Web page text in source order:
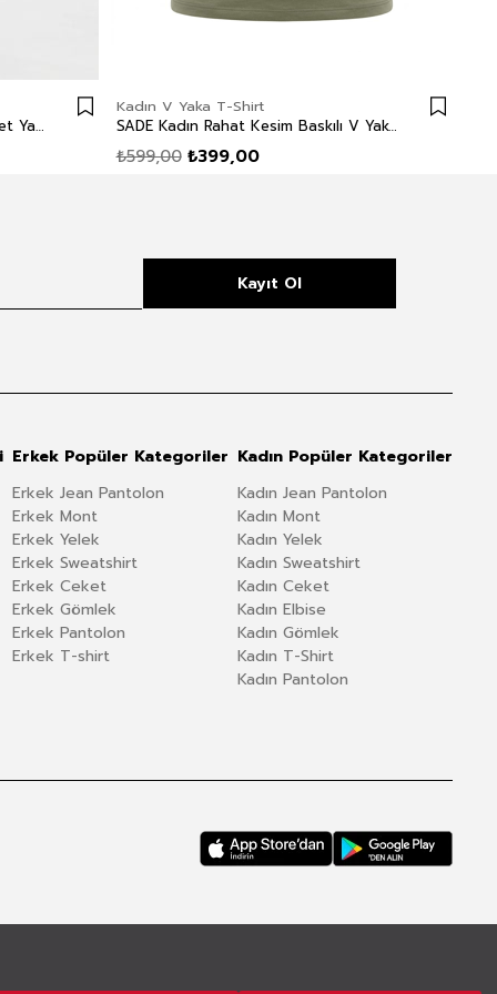
NEW Kadın Oversize Baskılı Bisiklet Yaka T-Shirt Beyaz
Kadın V Yaka T-Shirt
SADE Kadın Rahat Kesim Baskılı V Yaka T-Shirt Yeşil
₺399,00
₺599,00
Kayıt Ol
Erkek Popüler Kategoriler
Erkek Jean Pantolon
Erkek Mont
Erkek Yelek
Erkek Sweatshirt
Erkek Ceket
Erkek Gömlek
Erkek Pantolon
Erkek T-shirt
Kadın Popüler Kategoriler
Kadın Jean Pantolon
Kadın Mont
Kadın Yelek
Kadın Sweatshirt
Kadın Ceket
Kadın Elbise
Kadın Gömlek
Kadın T-Shirt
Kadın Pantolon